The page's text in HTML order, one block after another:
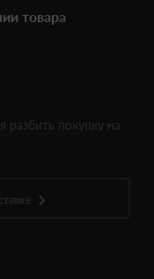
товара
разбить покупку на